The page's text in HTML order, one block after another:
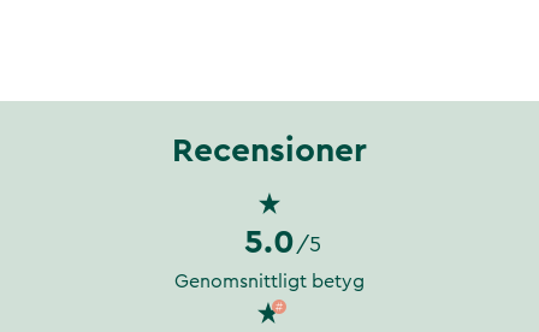
Recensioner
5.0 /5
Genomsnittligt betyg